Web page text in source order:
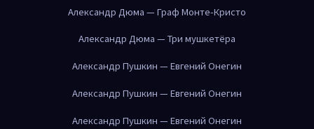
Александр Дюма — Граф Монте-Кристо
Александр Дюма — Три мушкетёра
Александр Пушкин — Евгений Онегин
Александр Пушкин — Евгений Онегин
Александр Пушкин — Евгений Онегин